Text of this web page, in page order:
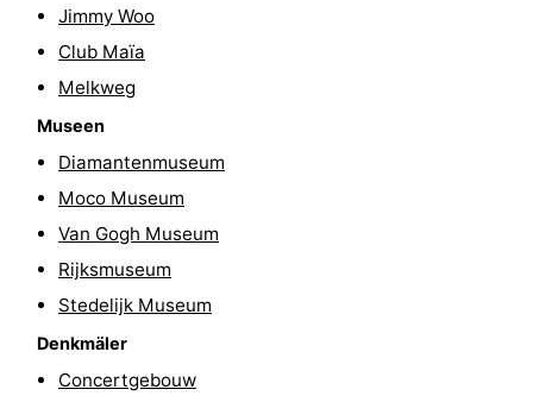
Geschichte
Stadt
der
Diamante
Plätze
Zentrum
Gärten
und
Parks
Stadtviertel
Umgebung
Nordholland
Jimmy Woo
Club Maïa
Melkweg
Museen
Diamantenmuseum
Moco Museum
Van Gogh Museum
Rijksmuseum
Stedelijk Museum
Denkmäler
Concertgebouw